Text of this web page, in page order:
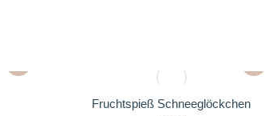
Fruchtspieß Schneeglöckchen